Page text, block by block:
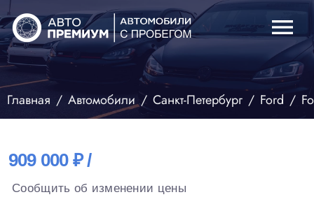
menu
Главная Автомобили Санкт-Петербург Ford
909 000 ₽ /
Сообщить об изменении цены